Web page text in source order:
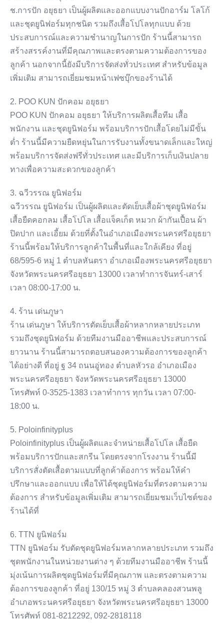
ช.การปัก อยุธยา เป็นผู้ผลิตและออกแบบงานปักอาร์ม โลโก้
และชุดยูนิฟอร์มทุกชนิด รวมถึงเสื้อโปโลทุกแบบ ด้วย
ประสบการณ์และความชำนาญในการปัก ร้านนี้สามารถ
สร้างสรรค์งานที่มีคุณภาพและตรงตามความต้องการของ
ลูกค้า นอกจากนี้ยังมีบริการจัดส่งทั่วประเทศ สำหรับข้อมูล
เพิ่มเติม สามารถเยี่ยมชมหน้าเฟซบุ๊กของร้านได้
2. POO KUN ปักคอม อยุธยา
POO KUN ปักคอม อยุธยา ให้บริการผลิตเสื้อทีม เสื้อ
พนักงาน และชุดยูนิฟอร์ม พร้อมบริการปักเสื้อโดยไม่มีขั้น
ต่ำ ร้านนี้มีความยืดหยุ่นในการรับงานทั้งขนาดเล็กและใหญ่
พร้อมบริการจัดส่งฟรีทั่วประเทศ และมีบริการเก็บเงินปลาย
ทางเพื่อความสะดวกของลูกค้า
3. ฉวีวรรณ ยูนิฟอร์ม
ฉวีวรรณ ยูนิฟอร์ม เป็นผู้ผลิตและตัดเย็บเสื้อผ้าชุดยูนิฟอร์ม
เสื้อยืดคอกลม เสื้อโปโล เสื้อแจ็คเก็ต หมวก ผ้ากันเปื้อน ผ้า
ปิดปาก และเอี้ยม ด้วยที่ตั้งในอำเภอเมืองพระนครศรีอยุธยา
ร้านนี้พร้อมให้บริการลูกค้าในพื้นที่และใกล้เคียง ที่อยู่
68/595-6 หมู่ 1 ตำบลหันตรา อำเภอเมืองพระนครศรีอยุธยา
จังหวัดพระนครศรีอยุธยา 13000 เวลาทำการจันทร์-เสาร์
เวลา 08:00-17:00 น.
4. ร้าน เด่นภูษา
ร้าน เด่นภูษา ให้บริการตัดเย็บเสื้อผ้าหลากหลายประเภท
รวมถึงชุดยูนิฟอร์ม ด้วยทีมงานมืออาชีพและประสบการณ์
ยาวนาน ร้านนี้สามารถตอบสนองความต้องการของลูกค้า
ได้อย่างดี ที่อยู่ ฐ 34 ถนนอู่ทอง ตำบลหัวรอ อำเภอเมือง
พระนครศรีอยุธยา จังหวัดพระนครศรีอยุธยา 13000
โทรศัพท์ 0-3525-1383 เวลาทำการ ทุกวัน เวลา 07:00-
18:00 น.
5. Poloinfinityplus
Poloinfinityplus เป็นผู้ผลิตและจำหน่ายเสื้อโปโล เสื้อยืด
พร้อมบริการปักและสกรีน โดยตรงจากโรงงาน ร้านนี้มี
บริการสั่งตัดเสื้อตามแบบที่ลูกค้าต้องการ พร้อมให้คำ
ปรึกษาและออกแบบ เพื่อให้ได้ชุดยูนิฟอร์มที่ตรงตามความ
ต้องการ สำหรับข้อมูลเพิ่มเติม สามารถเยี่ยมชมเว็บไซต์ของ
ร้านได้ที่
6. TTN ยูนิฟอร์ม
TTN ยูนิฟอร์ม รับตัดชุดยูนิฟอร์มหลากหลายประเภท รวมถึง
ชุดพนักงานในหน่วยงานต่าง ๆ ด้วยทีมงานมืออาชีพ ร้านนี้
มุ่งเน้นการผลิตชุดยูนิฟอร์มที่มีคุณภาพ และตรงตามความ
ต้องการของลูกค้า ที่อยู่ 130/15 หมู่ 3 ตำบลคลองสวนพลู
อำเภอพระนครศรีอยุธยา จังหวัดพระนครศรีอยุธยา 13000
โทรศัพท์ 081-8212292, 092-2818118